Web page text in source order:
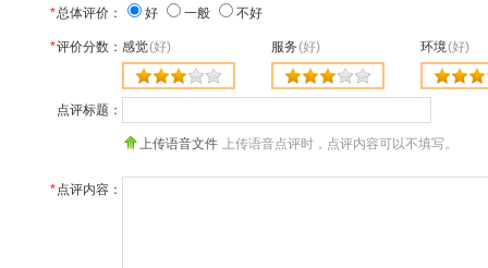
*总体评价： 好 一般 不好
*评价分数： 感觉(好) 服务(好) 环境(好)
点评标题：
上传语音文件 上传语音点评时，点评内容可以不填写。
*点评内容：